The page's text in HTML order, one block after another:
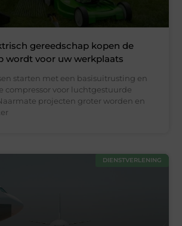
gereedschap kopen de
wordt voor uw werkplaats
starten met een basisuitrusting en
compressor voor luchtgestuurde
projecten groter worden en
DIENSTVERLENING